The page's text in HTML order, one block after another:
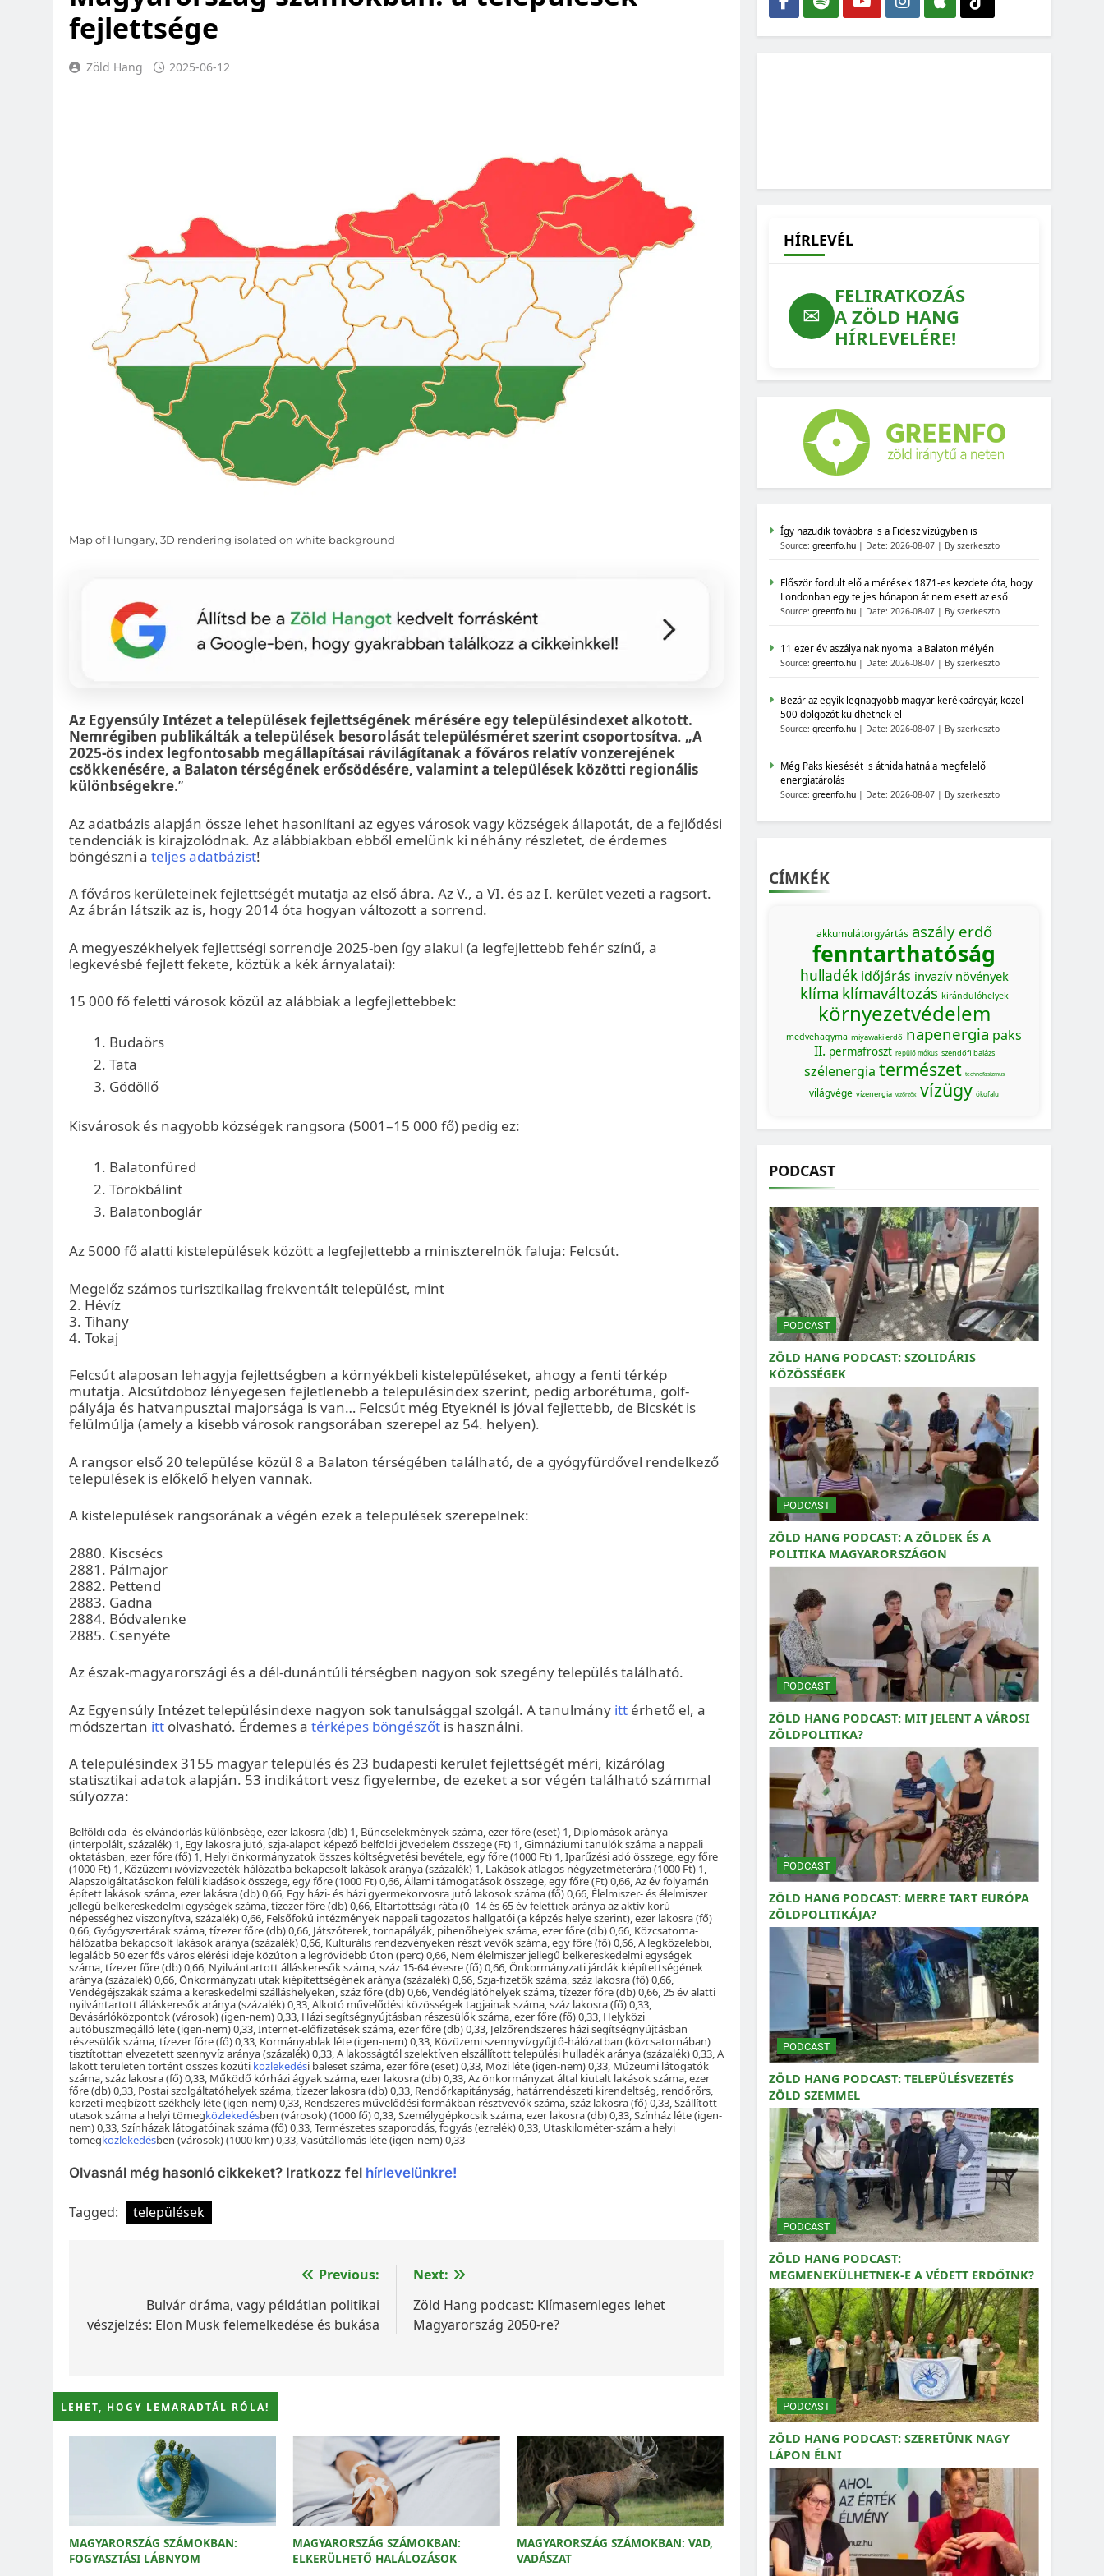
fejlettsége
Zöld Hang 2025-06-12
Map of Hungary, 3D rendering isolated on white background
Az Egyensúly Intézet a települések fejlettségének mérésére egy településindexet alkotott.
Nemrégiben publikálták a települések besorolását településméret szerint csoportosítva. „A
2025-ös index legfontosabb megállapításai rávilágítanak a főváros relatív vonzerejének
csökkenésére, a Balaton térségének erősödésére, valamint a települések közötti regionális
különbségekre.”
Az adatbázis alapján össze lehet hasonlítani az egyes városok vagy községek állapotát, de a fejlődési
tendenciák is kirajzolódnak. Az alábbiakban ebből emelünk ki néhány részletet, de érdemes
böngészni a teljes adatbázist!
A főváros kerületeinek fejlettségét mutatja az első ábra. Az V., a VI. és az I. kerület vezeti a ragsort.
Az ábrán látszik az is, hogy 2014 óta hogyan változott a sorrend.
A megyeszékhelyek fejlettségi sorrendje 2025-ben így alakul (a legfejlettebb fehér színű, a
legkevésbé fejlett fekete, köztük a kék árnyalatai):
15 000 fő feletti városok közül az alábbiak a legfejlettebbek:
Budaörs
Tata
Gödöllő
Kisvárosok és nagyobb községek rangsora (5001–15 000 fő) pedig ez:
Balatonfüred
Törökbálint
Balatonboglár
Az 5000 fő alatti kistelepülések között a legfejlettebb a miniszterelnök faluja: Felcsút.
Megelőz számos turisztikailag frekventált települést, mint
2. Hévíz
3. Tihany
4. Tokaj
Felcsút alaposan lehagyja fejlettségben a környékbeli kistelepüléseket, ahogy a fenti térkép
mutatja. Alcsútdoboz lényegesen fejletlenebb a településindex szerint, pedig arborétuma, golf-
pályája és hatvanpusztai majorsága is van… Felcsút még Etyeknél is jóval fejlettebb, de Bicskét is
felülmúlja (amely a kisebb városok rangsorában szerepel az 54. helyen).
A rangsor első 20 települése közül 8 a Balaton térségében található, de a gyógyfürdővel rendelkező
települések is előkelő helyen vannak.
A kistelepülések rangsorának a végén ezek a települések szerepelnek:
2880. Kiscsécs
2881. Pálmajor
2882. Pettend
2883. Gadna
2884. Bódvalenke
2885. Csenyéte
Az észak-magyarországi és a dél-dunántúli térségben nagyon sok szegény település található.
Az Egyensúly Intézet településindexe nagyon sok tanulsággal szolgál. A tanulmány itt érhető el, a
módszertan itt olvasható. Érdemes a térképes böngészőt is használni.
A településindex 3155 magyar település és 23 budapesti kerület fejlettségét méri, kizárólag
statisztikai adatok alapján. 53 indikátort vesz figyelembe, de ezeket a sor végén található számmal
súlyozza:
Belföldi oda- és elvándorlás különbsége, ezer lakosra (db) 1, Bűncselekmények száma, ezer főre (eset) 1, Diplomások aránya
(interpolált, százalék) 1, Egy lakosra jutó, szja-alapot képező belföldi jövedelem összege (Ft) 1, Gimnáziumi tanulók száma a nappali
oktatásban, ezer főre (fő) 1, Helyi önkormányzatok összes költségvetési bevétele, egy főre (1000 Ft) 1, Iparűzési adó összege, egy főre
(1000 Ft) 1, Közüzemi ivóvízvezeték-hálózatba bekapcsolt lakások aránya (százalék) 1, Lakások átlagos négyzetméterára (1000 Ft) 1,
Alapszolgáltatásokon felüli kiadások összege, egy főre (1000 Ft) 0,66, Állami támogatások összege, egy főre (Ft) 0,66, Az év folyamán
épített lakások száma, ezer lakásra (db) 0,66, Egy házi- és házi gyermekorvosra jutó lakosok száma (fő) 0,66, Élelmiszer- és élelmiszer
jellegű belkereskedelmi egységek száma, tízezer főre (db) 0,66, Eltartottsági ráta (0–14 és 65 év felettiek aránya az aktív korú
népességhez viszonyítva, százalék) 0,66, Felsőfokú intézmények nappali tagozatos hallgatói (a képzés helye szerint), ezer lakosra (fő)
0,66, Gyógyszertárak száma, tízezer főre (db) 0,66, Játszóterek, tornapályák, pihenőhelyek száma, ezer főre (db) 0,66, Közcsatorna-
hálózatba bekapcsolt lakások aránya (százalék) 0,66, Kulturális rendezvényeken részt vevők száma, egy főre (fő) 0,66, A legközelebbi,
legalább 50 ezer fős város elérési ideje közúton a legrövidebb úton (perc) 0,66, Nem élelmiszer jellegű belkereskedelmi egységek
száma, tízezer főre (db) 0,66, Nyilvántartott álláskeresők száma, száz 15-64 évesre (fő) 0,66, Önkormányzati járdák kiépítettségének
aránya (százalék) 0,66, Önkormányzati utak kiépítettségének aránya (százalék) 0,66, Szja-fizetők száma, száz lakosra (fő) 0,66,
Vendégéjszakák száma a kereskedelmi szálláshelyeken, száz főre (db) 0,66, Vendéglátóhelyek száma, tízezer főre (db) 0,66, 25 év alatti
nyilvántartott álláskeresők aránya (százalék) 0,33, Alkotó művelődési közösségek tagjainak száma, száz lakosra (fő) 0,33,
Bevásárlóközpontok (városok) (igen-nem) 0,33, Házi segítségnyújtásban részesülők száma, ezer főre (fő) 0,33, Helyközi
autóbuszmegálló léte (igen-nem) 0,33, Internet-előfizetések száma, ezer főre (db) 0,33, Jelzőrendszeres házi segítségnyújtásban
részesülők száma, tízezer főre (fő) 0,33, Kormányablak léte (igen-nem) 0,33, Közüzemi szennyvízgyűjtő-hálózatban (közcsatornában)
tisztítottan elvezetett szennyvíz aránya (százalék) 0,33, A lakosságtól szelektíven elszállított települési hulladék aránya (százalék) 0,33, A
lakott területen történt összes közúti közlekedési baleset száma, ezer főre (eset) 0,33, Mozi léte (igen-nem) 0,33, Múzeumi látogatók
száma, száz lakosra (fő) 0,33, Működő kórházi ágyak száma, ezer lakosra (db) 0,33, Az önkormányzat által kiutalt lakások száma, ezer
főre (db) 0,33, Postai szolgáltatóhelyek száma, tízezer lakosra (db) 0,33, Rendőrkapitányság, határrendészeti kirendeltség, rendőrőrs,
körzeti megbízott székhely léte (igen-nem) 0,33, Rendszeres művelődési formákban résztvevők száma, száz lakosra (fő) 0,33, Szállított
utasok száma a helyi tömegközlekedésben (városok) (1000 fő) 0,33, Személygépkocsik száma, ezer lakosra (db) 0,33, Színház léte (igen-
nem) 0,33, Színházak látogatóinak száma (fő) 0,33, Természetes szaporodás, fogyás (ezrelék) 0,33, Utaskilométer-szám a helyi
tömegközlekedésben (városok) (1000 km) 0,33, Vasútállomás léte (igen-nem) 0,33
Olvasnál még hasonló cikkeket? Iratkozz fel hírlevelünkre!
Tagged: települések
navigáció
Previous:
Bulvár dráma, vagy példátlan politikai
vészjelzés: Elon Musk felemelkedése és bukása
Next:
Zöld Hang podcast: Klímasemleges lehet
Magyarország 2050-re?
LEHET, HOGY LEMARADTÁL RÓLA!
MAGYARORSZÁG SZÁMOKBAN:
FOGYASZTÁSI LÁBNYOM
MAGYARORSZÁG SZÁMOKBAN:
ELKERÜLHETŐ HALÁLOZÁSOK
MAGYARORSZÁG SZÁMOKBAN: VAD,
VADÁSZAT
HÍRLEVÉL
✉
FELIRATKOZÁS
A ZÖLD HANG
HÍRLEVELÉRE!
Így hazudik továbbra is a Fidesz vízügyben is
Source:greenfo.hu Date: 2026-08-07 By szerkeszto
Először fordult elő a mérések 1871-es kezdete óta, hogy
Londonban egy teljes hónapon át nem esett az eső
Source:greenfo.hu Date: 2026-08-07 By szerkeszto
11 ezer év aszályainak nyomai a Balaton mélyén
Source:greenfo.hu Date: 2026-08-07 By szerkeszto
Bezár az egyik legnagyobb magyar kerékpárgyár, közel
500 dolgozót küldhetnek el
Source:greenfo.hu Date: 2026-08-07 By szerkeszto
Még Paks kiesését is áthidalhatná a megfelelő
energiatárolás
Source:greenfo.hu Date: 2026-08-07 By szerkeszto
CÍMKÉK
akkumulátorgyártás aszály erdő
fenntarthatóság
hulladék időjárás invazív növények
klíma klímaváltozás kirándulóhelyek
környezetvédelem
medvehagyma miyawaki erdő napenergia paks
II. permafroszt repülő mókus szendőfi balázs
szélenergia természet technofasizmus
világvége vízenergia vízőrzők vízügy ökofalu
PODCAST
PODCAST
ZÖLD HANG PODCAST: SZOLIDÁRIS
KÖZÖSSÉGEK
PODCAST
ZÖLD HANG PODCAST: A ZÖLDEK ÉS A
POLITIKA MAGYARORSZÁGON
PODCAST
ZÖLD HANG PODCAST: MIT JELENT A VÁROSI
ZÖLDPOLITIKA?
PODCAST
ZÖLD HANG PODCAST: MERRE TART EURÓPA
ZÖLDPOLITIKÁJA?
PODCAST
ZÖLD HANG PODCAST: TELEPÜLÉSVEZETÉS
ZÖLD SZEMMEL
PODCAST
ZÖLD HANG PODCAST:
MEGMENEKÜLHETNEK-E A VÉDETT ERDŐINK?
PODCAST
ZÖLD HANG PODCAST: SZERETÜNK NAGY
LÁPON ÉLNI